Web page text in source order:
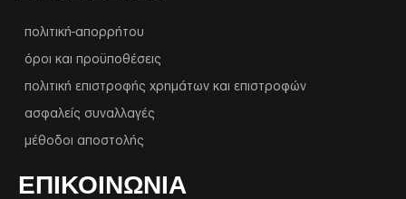
πολιτική-απορρήτου
όροι και προϋποθέσεις
πολιτική επιστροφής χρημάτων και επιστροφών
ασφαλείς συναλλαγές
μέθοδοι αποστολής
ΕΠΙΚΟΙΝΩΝΙΑ